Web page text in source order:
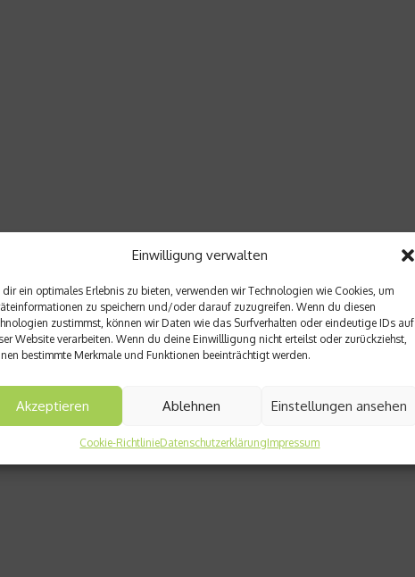
Einwilligung verwalten
dir ein optimales Erlebnis zu bieten, verwenden wir Technologien wie Cookies, um
zu speichern und/oder darauf zuzugreifen. Wenn du diesen
zustimmst, können wir Daten wie das Surfverhalten oder eindeutige IDs auf
Website verarbeiten. Wenn du deine Einwillligung nicht erteilst oder zurückziehst,
bestimmte Merkmale und Funktionen beeinträchtigt werden.
Akzeptieren Ablehnen Einstellungen ansehen
Cookie-RichtlinieDatenschutzerklärungImpressum